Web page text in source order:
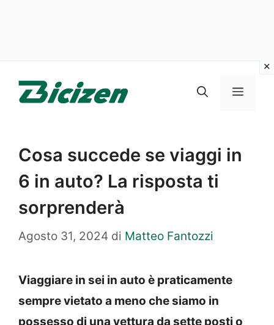
Menu
Cosa succede se viaggi in
6 in auto? La risposta ti
sorprenderà
Agosto 31, 2024 di Matteo Fantozzi
Viaggiare in sei in auto è praticamente
sempre vietato a meno che siamo in
possesso di una vettura da sette posti o